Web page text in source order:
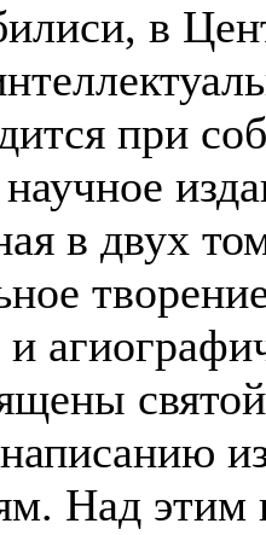
в
при
в двух
Над этим